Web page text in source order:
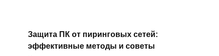
Защита ПК от пиринговых сетей:
эффективные методы и советы